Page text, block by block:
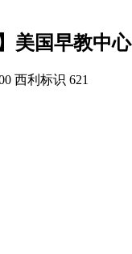
美国早教中心
西利标识 621